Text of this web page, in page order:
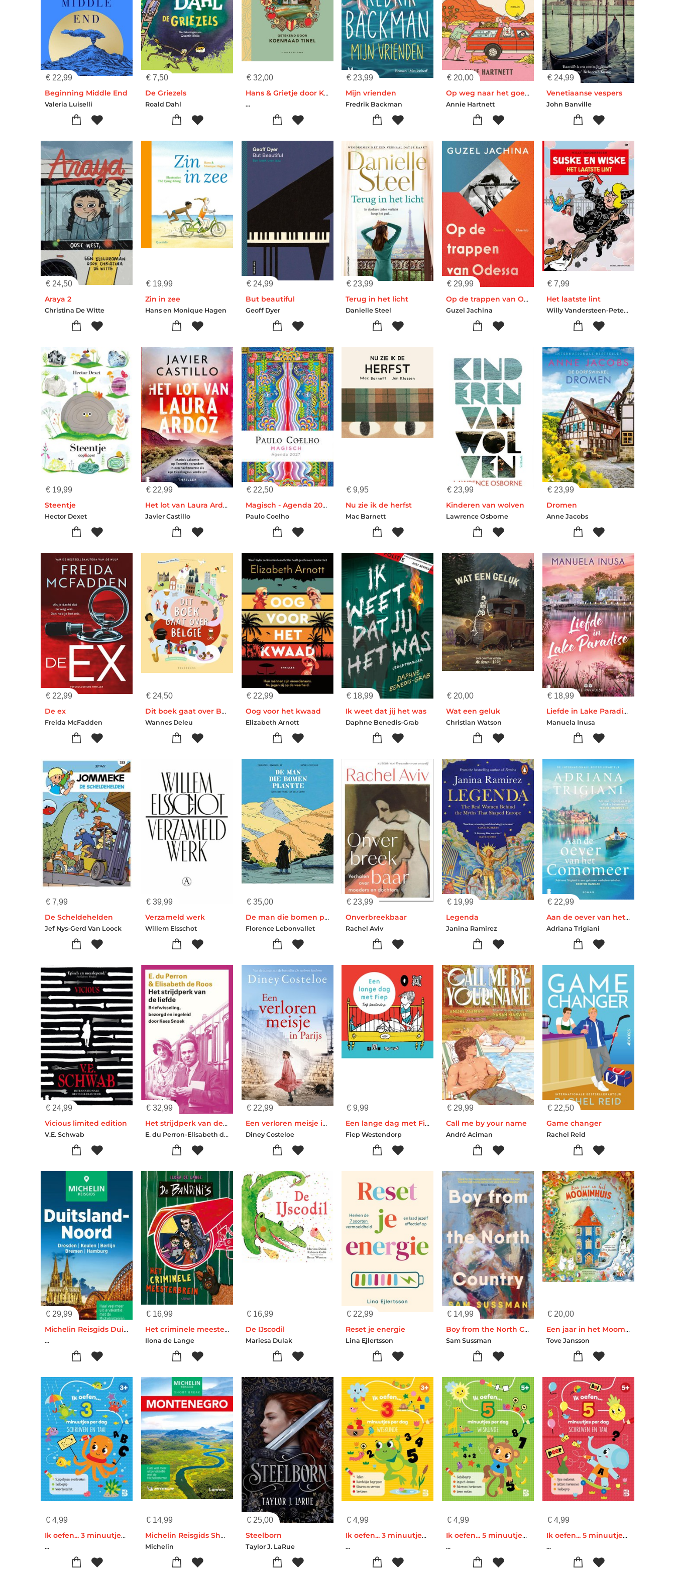
€22,99
Beginning Middle End
Valeria Luiselli
€7,50
De Griezels
Roald Dahl
€32,00
Hans & Grietje door Koenraad Tinel
...
€ 23,99
Mijn vrienden
Fredrik Backman
€ 20,00
Op weg naar het goede leven
Annie Hartnett
€ 24,99
Venetiaanse vespers
John Banville
€24,50
Araya 2
Christina De Witte
€19,99
Zin in zee
Hans en Monique Hagen
€24,99
But beautiful
Geoff Dyer
€ 23,99
Terug in het licht
Danielle Steel
€ 29,99
Op de trappen van Odessa
Guzel Jachina
€ 7,99
Het laatste lint
Willy Vandersteen-Peter Van Gucht
€19,99
Steentje
Hector Dexet
€22,99
Het lot van Laura Ardoz
Javier Castillo
€22,50
Magisch - Agenda 2027
Paulo Coelho
€ 9,95
Nu zie ik de herfst
Mac Barnett
€ 23,99
Kinderen van wolven
Lawrence Osborne
€ 23,99
Dromen
Anne Jacobs
€22,99
De ex
Freida McFadden
€24,50
Dit boek gaat over België
Wannes Deleu
€22,99
Oog voor het kwaad
Elizabeth Arnott
€ 18,99
Ik weet dat jij het was
Daphne Benedis-Grab
€ 20,00
Wat een geluk
Christian Watson
€ 18,99
Liefde in Lake Paradise
Manuela Inusa
€7,99
De Scheldehelden
Jef Nys-Gerd Van Loock
€39,99
Verzameld werk
Willem Elsschot
€35,00
De man die bomen plantte
Florence Lebonvallet
€ 23,99
Onverbreekbaar
Rachel Aviv
€ 19,99
Legenda
Janina Ramirez
€ 22,99
Aan de oever van het Comomeer
Adriana Trigiani
€24,99
Vicious limited edition
V.E. Schwab
€32,99
Het strijdperk van de liefde
E. du Perron-Elisabeth de Roos
€22,99
Een verloren meisje in Parijs
Diney Costeloe
€ 9,99
Een lange dag met Fiep
Fiep Westendorp
€ 29,99
Call me by your name
André Aciman
€ 22,50
Game changer
Rachel Reid
€29,99
Michelin Reisgids Duitsland Noord
...
€16,99
Het criminele meesterbrein
Ilona de Lange
€16,99
De IJscodil
Mariesa Dulak
€ 22,99
Reset je energie
Lina Ejlertsson
€ 14,99
Boy from the North Country
Sam Sussman
€ 20,00
Een jaar in het Moominhuis
Tove Jansson
€4,99
Ik oefen... 3 minuutjes per dag: schrijven en taal
...
€14,99
Michelin Reisgids Short Break Montenegro
Michelin
€25,00
Steelborn
Taylor J. LaRue
€ 4,99
Ik oefen... 3 minuutjes per dag: wiskunde
...
€ 4,99
Ik oefen... 5 minuutjes per dag: wiskunde
...
€ 4,99
Ik oefen... 5 minuutjes per dag: schrijven en taal
...